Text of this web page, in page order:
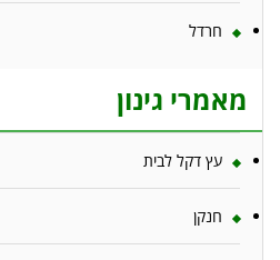
חרדל
מאמרי גינון
עץ דקל לבית
חנקן